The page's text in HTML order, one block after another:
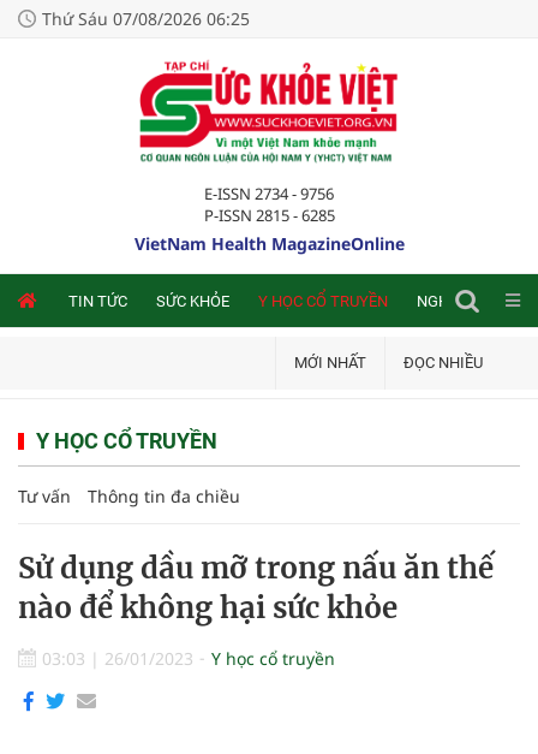
Thứ Sáu 07/08/2026 06:25
E-ISSN 2734 - 9756
P-ISSN 2815 - 6285
VietNam Health MagazineOnline
TIN TỨC SỨC KHỎE Y HỌC CỔ TRUYỀN NGHIÊN CỨU
MỚI NHẤT ĐỌC NHIỀU
Y HỌC CỔ TRUYỀN
Tư vấn Thông tin đa chiều
Sử dụng dầu mỡ trong nấu ăn thế
nào để không hại sức khỏe
03:03 | 26/01/2023 Y học cổ truyền